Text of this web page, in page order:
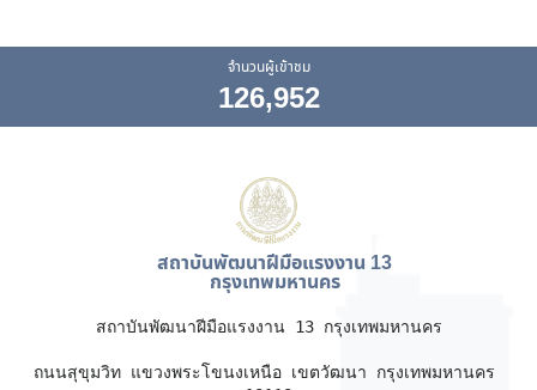
จำนวนผู้เข้าชม
126,952
สถาบันพัฒนาฝีมือแรงงาน 13
กรุงเทพมหานคร
สถาบันพัฒนาฝีมือแรงงาน 13 กรุงเทพมหานคร
ถนนสุขุมวิท แขวงพระโขนงเหนือ เขตวัฒนา กรุงเทพมหานคร